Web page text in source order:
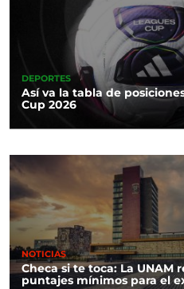
DEPORTES
Así va la tabla de
Cup 2026
NOTICIAS
Checa si te toca: La UNAM
puntajes mínimos para el